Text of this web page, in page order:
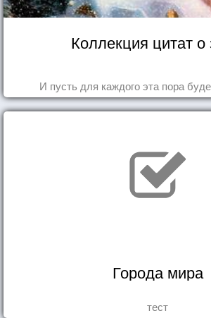
Коллекция цитат о
И пусть для каждого эта пора
Города мира
тест